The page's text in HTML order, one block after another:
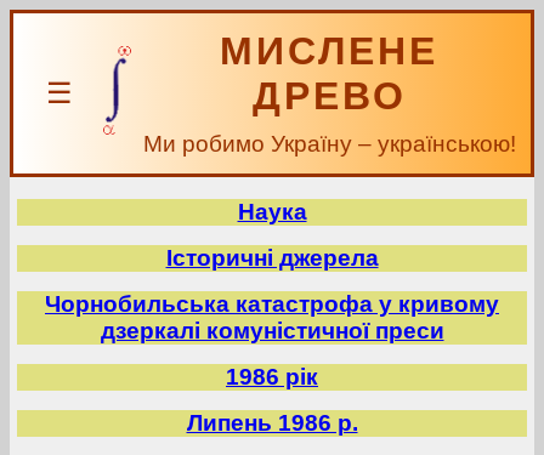
☰
МИСЛЕНЕ
ДРЕВО
Ми робимо Україну – українською!
Наука
Історичні джерела
Чорнобильська катастрофа у кривому
дзеркалі комуністичної преси
1986 рік
Липень 1986 р.